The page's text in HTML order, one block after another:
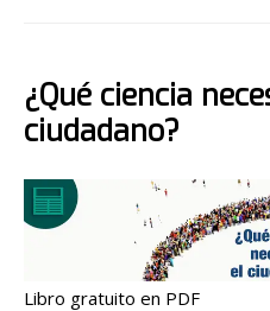
¿Qué ciencia
ciudadano?
Libro gratuito en PDF